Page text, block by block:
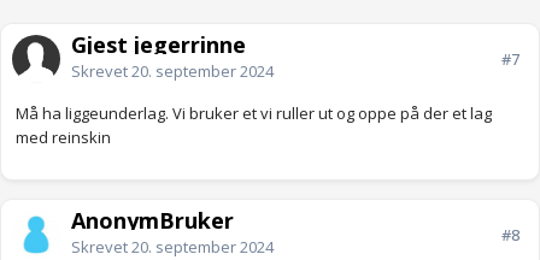
Gjest jegerrinne
Skrevet20. september 2024
#7
Må ha liggeunderlag. Vi bruker et vi ruller ut og oppe på der et lag
med reinskin
AnonymBruker
Skrevet20. september 2024
#8